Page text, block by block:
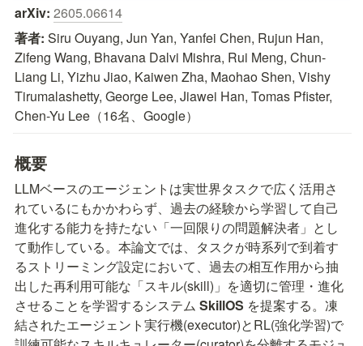
arXiv: 2605.06614
著者: Siru Ouyang, Jun Yan, Yanfei Chen, Rujun Han,
Zifeng Wang, Bhavana Dalvi Mishra, Rui Meng, Chun-
Liang Li, Yizhu Jiao, Kaiwen Zha, Maohao Shen, Vishy
Tirumalashetty, George Lee, Jiawei Han, Tomas Pfister,
Chen-Yu Lee（16名、Google）
概要
LLMベースのエージェントは実世界タスクで広く活用さ
れているにもかかわらず、過去の経験から学習して自己
進化する能力を持たない「一回限りの問題解決者」とし
て動作している。本論文では、タスクが時系列で到着す
るストリーミング設定において、過去の相互作用から抽
出した再利用可能な「スキル(skill)」を適切に管理・進化
させることを学習するシステム SkillOS を提案する。凍
結されたエージェント実行機(executor)とRL(強化学習)で